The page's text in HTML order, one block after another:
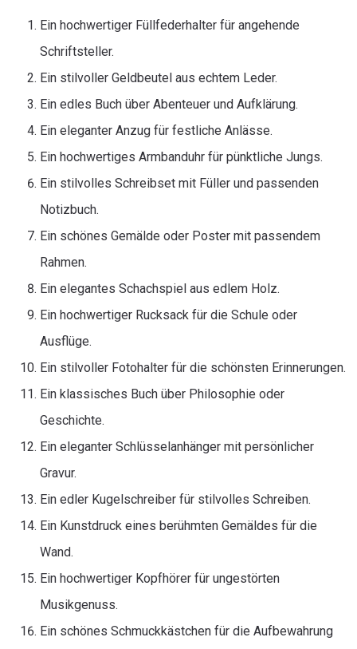
Ein hochwertiger Füllfederhalter für angehende
Schriftsteller.
Ein stilvoller Geldbeutel aus echtem Leder.
Ein edles Buch über Abenteuer und Aufklärung.
Ein eleganter Anzug für festliche Anlässe.
Ein hochwertiges Armbanduhr für pünktliche Jungs.
Ein stilvolles Schreibset mit Füller und passenden
Notizbuch.
Ein schönes Gemälde oder Poster mit passendem
Rahmen.
Ein elegantes Schachspiel aus edlem Holz.
Ein hochwertiger Rucksack für die Schule oder
Ausflüge.
Ein stilvoller Fotohalter für die schönsten Erinnerungen.
Ein klassisches Buch über Philosophie oder
Geschichte.
Ein eleganter Schlüsselanhänger mit persönlicher
Gravur.
Ein edler Kugelschreiber für stilvolles Schreiben.
Ein Kunstdruck eines berühmten Gemäldes für die
Wand.
Ein hochwertiger Kopfhörer für ungestörten
Musikgenuss.
Ein schönes Schmuckkästchen für die Aufbewahrung